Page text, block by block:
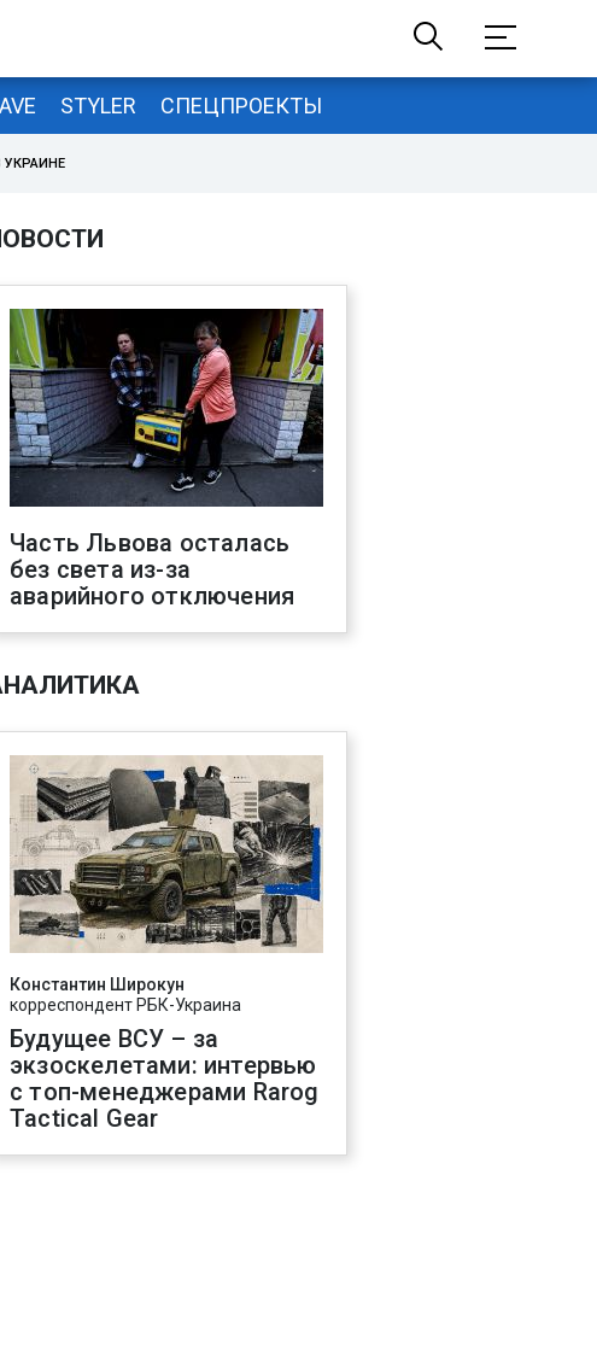
STYLER СПЕЦПРОЕКТЫ
УКРАИНЕ
Часть Львова осталась
без света из-за
аварийного отключения
Константин Широкун
корреспондент РБК-Украина
Будущее ВСУ – за
экзоскелетами: интервью
с топ-менеджерами Rarog
Tactical Gear